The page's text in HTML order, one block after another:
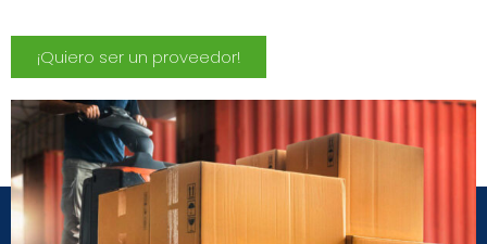
¡Quiero ser un proveedor!